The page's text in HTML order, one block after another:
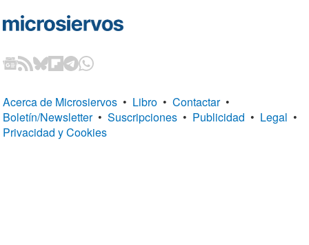
Acerca de Microsiervos • Libro • Contactar •
Boletín/Newsletter • Suscripciones • Publicidad • Legal •
Privacidad y Cookies